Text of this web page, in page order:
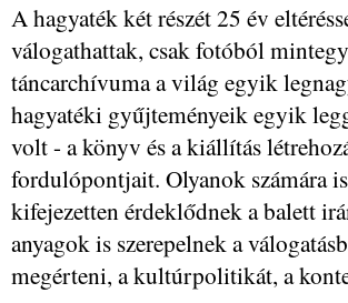
A hagyaték két részét 25 év
válogathattak, csak fotóból
táncarchívuma a világ egyik
hagyatéki gyűjteményeik egyik
volt - a könyv és a kiállítás
fordulópontjait. Olyanok számára
kifejezetten érdeklődnek a balett
anyagok is szerepelnek a
megérteni, a kultúrpolitikát, a